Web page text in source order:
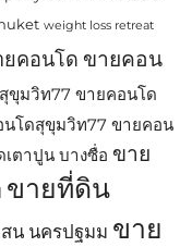
weight loss retreat
ยคอนโด ขายคอน
ขุมวิท77 ขายคอนโด
โดสุขุมวิท77 ขายคอน
ตาปูน บางซื่อ ขาย
ขายที่ดิน
น นครปฐมม ขาย